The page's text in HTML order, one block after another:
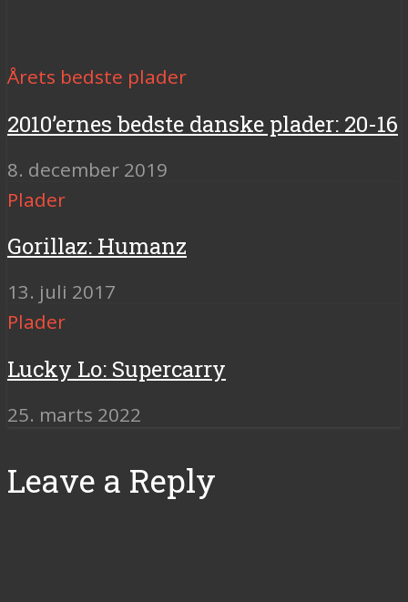
Årets bedste plader
2010’ernes bedste danske plader: 20-16
8. december 2019
Plader
Gorillaz: Humanz
13. juli 2017
Plader
Lucky Lo: Supercarry
25. marts 2022
Leave a Reply